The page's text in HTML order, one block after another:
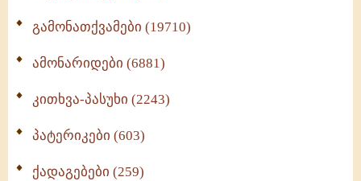
გამონათქვამები (19710)
ამონარიდები (6881)
კითხვა-პასუხი (2243)
პატერიკები (603)
ქადაგებები (259)